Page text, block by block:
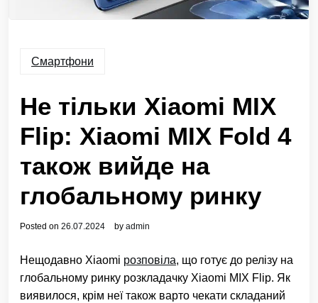
Смартфони
Не тільки Xiaomi MIX
Flip: Xiaomi MIX Fold 4
також вийде на
глобальному ринку
Posted on 26.07.2024 by admin
Нещодавно Xiaomi розповіла, що готує до релізу на
глобальному ринку розкладачку Xiaomi MIX Flip. Як
виявилося, крім неї також варто чекати складаний